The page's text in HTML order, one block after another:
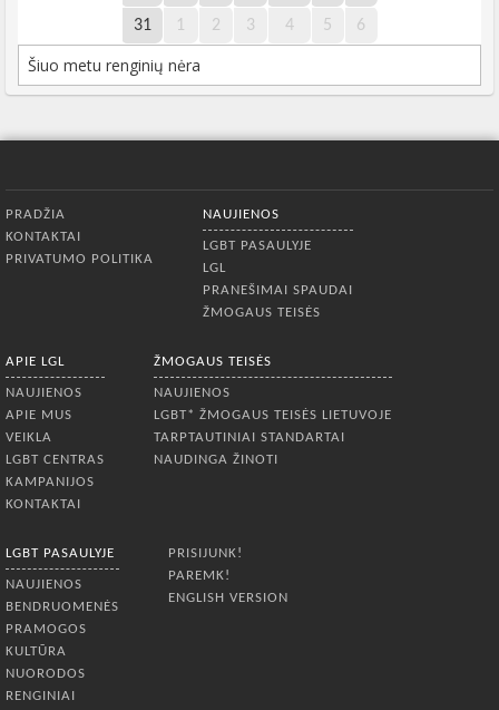
31 1 2 3 4 5 6
Šiuo metu renginių nėra
PRADŽIA
KONTAKTAI
PRIVATUMO POLITIKA
NAUJIENOS
LGBT PASAULYJE
LGL
PRANEŠIMAI SPAUDAI
ŽMOGAUS TEISĖS
APIE LGL
NAUJIENOS
APIE MUS
VEIKLA
LGBT CENTRAS
KAMPANIJOS
KONTAKTAI
ŽMOGAUS TEISĖS
NAUJIENOS
LGBT* ŽMOGAUS TEISĖS LIETUVOJE
TARPTAUTINIAI STANDARTAI
NAUDINGA ŽINOTI
LGBT PASAULYJE
NAUJIENOS
BENDRUOMENĖS
PRAMOGOS
KULTŪRA
NUORODOS
RENGINIAI
PRISIJUNK!
PAREMK!
ENGLISH VERSION